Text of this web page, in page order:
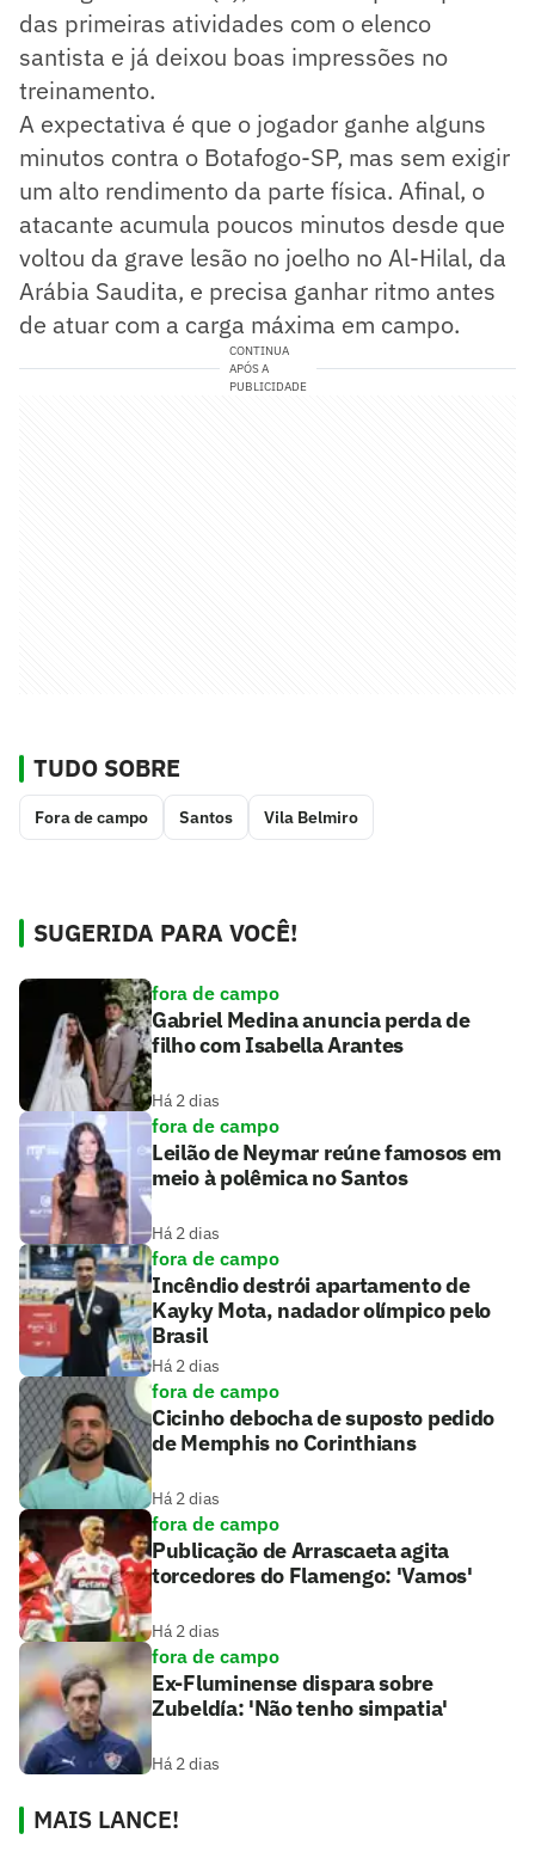
das primeiras atividades com o elenco
santista e já deixou boas impressões no
treinamento.
A expectativa é que o jogador ganhe alguns
minutos contra o Botafogo-SP, mas sem exigir
um alto rendimento da parte física. Afinal, o
atacante acumula poucos minutos desde que
voltou da grave lesão no joelho no Al-Hilal, da
Arábia Saudita, e precisa ganhar ritmo antes
de atuar com a carga máxima em campo.
CONTINUA
APÓS A
PUBLICIDADE
TUDO SOBRE
Fora de campo Santos Vila Belmiro
SUGERIDA PARA VOCÊ!
fora de campo
Gabriel Medina anuncia perda de
filho com Isabella Arantes
Há 2 dias
fora de campo
Leilão de Neymar reúne famosos em
meio à polêmica no Santos
Há 2 dias
fora de campo
Incêndio destrói apartamento de
Kayky Mota, nadador olímpico pelo
Brasil
Há 2 dias
fora de campo
Cicinho debocha de suposto pedido
de Memphis no Corinthians
Há 2 dias
fora de campo
Publicação de Arrascaeta agita
torcedores do Flamengo: 'Vamos'
Há 2 dias
fora de campo
Ex-Fluminense dispara sobre
Zubeldía: 'Não tenho simpatia'
Há 2 dias
MAIS LANCE!